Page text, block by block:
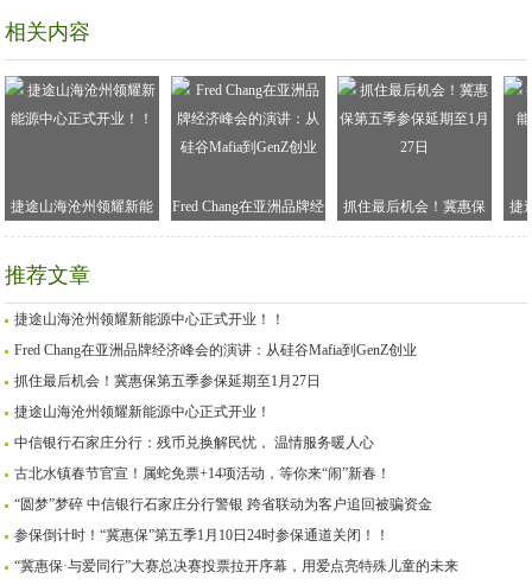
相关内容
捷途山海沧州领耀新能
源中心正式开业！！
Fred Chang在亚洲品牌经
济峰会的演讲：从硅谷
抓住最后机会！冀惠保
第五季参保延期至1月27
捷
推荐文章
捷途山海沧州领耀新能源中心正式开业！！
Fred Chang在亚洲品牌经济峰会的演讲：从硅谷Mafia到GenZ创业
抓住最后机会！冀惠保第五季参保延期至1月27日
捷途山海沧州领耀新能源中心正式开业！
中信银行石家庄分行：残币兑换解民忧， 温情服务暖人心
古北水镇春节官宣！属蛇免票+14项活动，等你来“闹”新春！
“圆梦”梦碎 中信银行石家庄分行警银 跨省联动为客户追回被骗资金
参保倒计时！“冀惠保”第五季1月10日24时参保通道关闭！！
“冀惠保·与爱同行”大赛总决赛投票拉开序幕，用爱点亮特殊儿童的未来